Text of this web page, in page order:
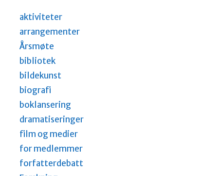
aktiviteter
arrangementer
Årsmøte
bibliotek
bildekunst
biografi
boklansering
dramatiseringer
film og medier
for medlemmer
forfatterdebatt